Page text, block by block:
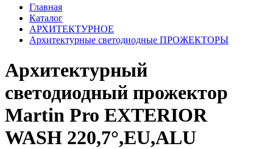
Главная
Каталог
АРХИТЕКТУРНОЕ
Архитектурные светодиодные ПРОЖЕКТОРЫ
Архитектурный
светодиодный прожектор
Martin Pro EXTERIOR
WASH 220,7°,EU,ALU